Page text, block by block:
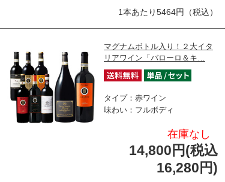
1本あたり5464円（税込）
マグナムボトル入り！２大イタ
リアワイン「バローロ＆キ…
タイプ：赤ワイン
味わい：フルボディ
在庫なし
14,800円(税込
16,280円)